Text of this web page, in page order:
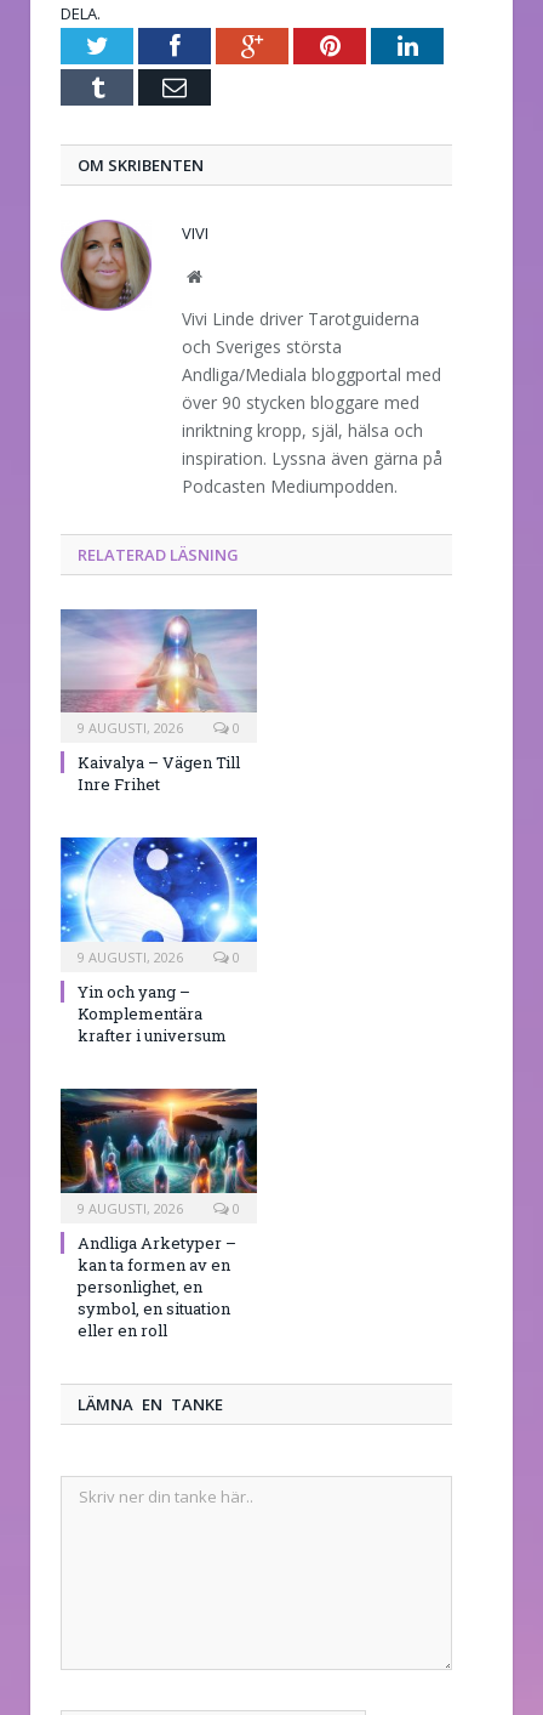
DELA.
TwitterFacebookGoogle+PinterestLinkedIn
Tumblr E-
OM SKRIBENTEN
VIVI
Website
Vivi Linde driver Tarotguiderna
och Sveriges största
Andliga/Mediala bloggportal med
över 90 stycken bloggare med
inriktning kropp, själ, hälsa och
inspiration. Lyssna även gärna på
Podcasten Mediumpodden.
RELATERAD LÄSNING
9 AUGUSTI, 2026 0
Kaivalya – Vägen Till
Inre Frihet
9 AUGUSTI, 2026 0
Yin och yang –
Komplementära
krafter i universum
9 AUGUSTI, 2026 0
Andliga Arketyper –
kan ta formen av en
personlighet, en
symbol, en situation
eller en roll
LÄMNA EN TANKE